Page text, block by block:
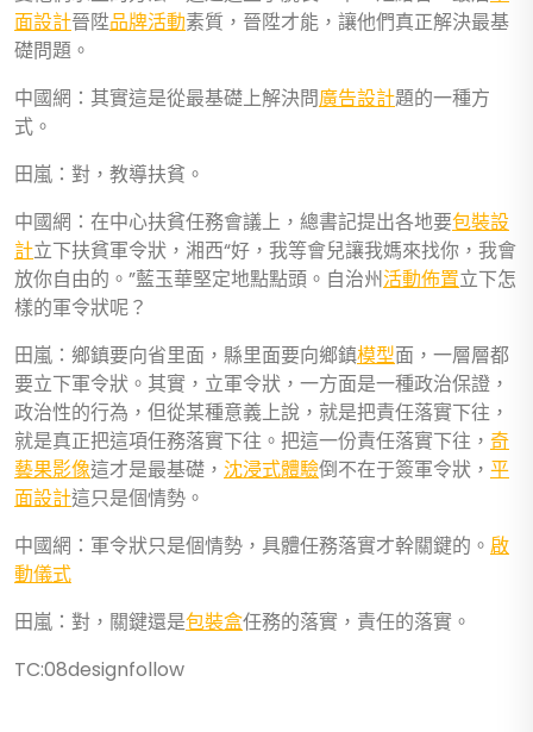
面設計晉陞品牌活動素質，晉陞才能，讓他們真正解決最基
礎問題。
中國網：其實這是從最基礎上解決問廣告設計題的一種方
式。
田嵐：對，教導扶貧。
中國網：在中心扶貧任務會議上，總書記提出各地要包裝設
計立下扶貧軍令狀，湘西“好，我等會兒讓我媽來找你，我會
放你自由的。”藍玉華堅定地點點頭。自治州活動佈置立下怎
樣的軍令狀呢？
田嵐：鄉鎮要向省里面，縣里面要向鄉鎮模型面，一層層都
要立下軍令狀。其實，立軍令狀，一方面是一種政治保證，
政治性的行為，但從某種意義上說，就是把責任落實下往，
就是真正把這項任務落實下往。把這一份責任落實下往， 奇
藝果影像這才是最基礎， 沈浸式體驗倒不在于簽軍令狀， 平
面設計這只是個情勢。
中國網：軍令狀只是個情勢，具體任務落實才幹關鍵的。 啟
動儀式
田嵐：對，關鍵還是包裝盒任務的落實，責任的落實。
TC:08designfollow